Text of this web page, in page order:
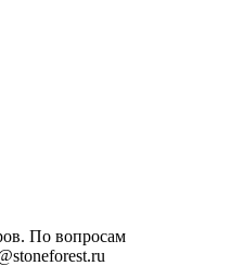
По вопросам